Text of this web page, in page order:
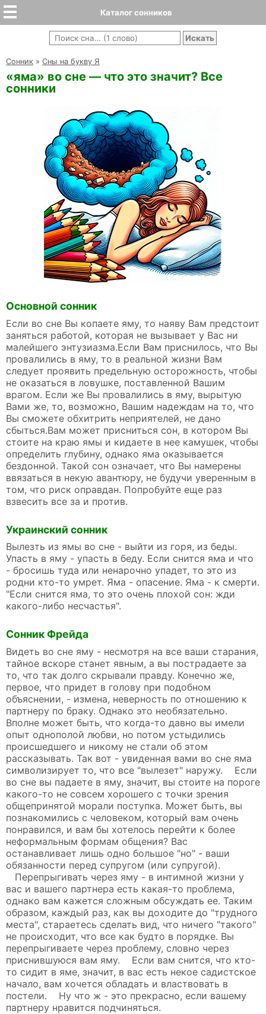
Каталог сонников
Cонник » Сны на букву Я
«яма» во сне — что это значит? Все
сонники
Основной сонник
Если во сне Вы копаете яму, то наяву Вам предстоит
заняться работой, которая не вызывает у Вас ни
малейшего энтузиазма.Если Вам приснилось, что Вы
провалились в яму, то в реальной жизни Вам
следует проявить предельную осторожность, чтобы
не оказаться в ловушке, поставленной Вашим
врагом. Если же Вы провалились в яму, вырытую
Вами же, то, возможно, Вашим надеждам на то, что
Вы сможете обхитрить неприятелей, не дано
сбыться.Вам может присниться сон, в котором Вы
стоите на краю ямы и кидаете в нее камушек, чтобы
определить глубину, однако яма оказывается
бездонной. Такой сон означает, что Вы намерены
ввязаться в некую авантюру, не будучи уверенным в
том, что риск оправдан. Попробуйте еще раз
взвесить все за и против.
Украинский сонник
Вылезть из ямы во сне - выйти из горя, из беды.
Упасть в яму - упасть в беду. Если снится яма и что
- бросишь туда или ненарочно упадет, то это из
родни кто-то умрет. Яма - опасение. Яма - к смерти.
"Если снится яма, то это очень плохой сон: жди
какого-либо несчастья".
Сонник Фрейда
Видеть во сне яму - несмотря на все ваши старания,
тайное вскоре станет явным, а вы пострадаете за
то, что так долго скрывали правду. Конечно же,
первое, что придет в голову при подобном
объяснении, - измена, неверность по отношению к
партнеру по браку. Однако это необязательно.
Вполне может быть, что когда-то давно вы имели
опыт однополой любви, но потом устыдились
происшедшего и никому не стали об этом
рассказывать. Так вот - увиденная вами во сне яма
символизирует то, что все "вылезет" наружу. Если
во сне вы падаете в яму, значит, вы стоите на пороге
какого-то не совсем хорошего с точки зрения
общепринятой морали поступка. Может быть, вы
познакомились с человеком, который вам очень
понравился, и вам бы хотелось перейти к более
неформальным формам общения? Вас
останавливает лишь одно большое "но" - ваши
обязанности перед супругом (или супругой).
Перепрыгивать через яму - в интимной жизни у
вас и вашего партнера есть какая-то проблема,
однако вам кажется сложным обсуждать ее. Таким
образом, каждый раз, как вы доходите до "трудного
места", стараетесь сделать вид, что ничего "такого"
не происходит, что все как будто в порядке. Вы
перепрыгиваете через проблему, словно через
приснившуюся вам яму. Если вам снится, что кто-
то сидит в яме, значит, в вас есть некое садистское
начало, вам хочется обладать и властвовать в
постели. Ну что ж - это прекрасно, если вашему
партнеру нравится подчиняться.